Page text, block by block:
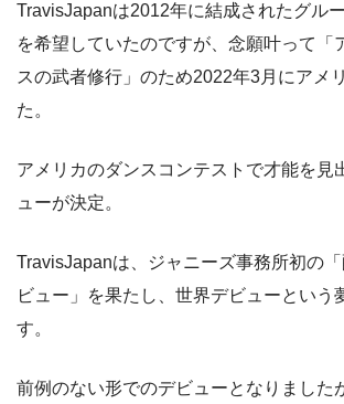
TravisJapanは2012年に結成されたグル
を希望していたのですが、念願叶って「
スの武者修行」のため2022年3月にアメ
た。
アメリカのダンスコンテストで才能を見
ューが決定。
TravisJapanは、ジャニーズ事務所初の
ビュー」を果たし、世界デビューという
す。
前例のない形でのデビューとなりました